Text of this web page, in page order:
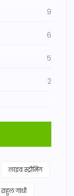
9
6
5
2
लाइव स्ट्रीमिंग
राहुल गांधी